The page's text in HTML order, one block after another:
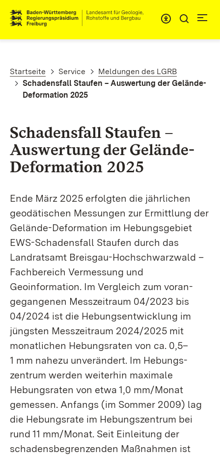
Pfadnavigation
Startseite Service
Meldungen des LGRB
Schadensfall Staufen – Auswertung der Gelände-
Deformation 2025
Schadensfall Staufen –
Auswertung der Gelände-
Deformation 2025
Ende März 2025 erfolgten die jährlichen
geodätischen Messungen zur Ermittlung der
Gelände-Deformation im Hebungsgebiet
EWS-Schadensfall Staufen durch das
Landratsamt Breisgau-Hochschwarzwald –
Fachbereich Vermessung und
Geoinformation. Im Vergleich zum voran­
gegangenen Messzeitraum 04/2023 bis
04/2024 ist die Hebungs­entwicklung im
jüngsten Messzeitraum 2024/2025 mit
monatlichen Hebungsraten von ca. 0,5–
1 mm nahezu unverändert. Im Hebungs­
zentrum werden weiterhin maximale
Hebungsraten von etwa 1,0 mm/Monat
gemessen. Anfangs (im Sommer 2009) lag
die Hebungsrate im Hebungszentrum bei
rund 11 mm/Monat. Seit Einleitung der
schadens­begrenzenden Maßnahmen ist